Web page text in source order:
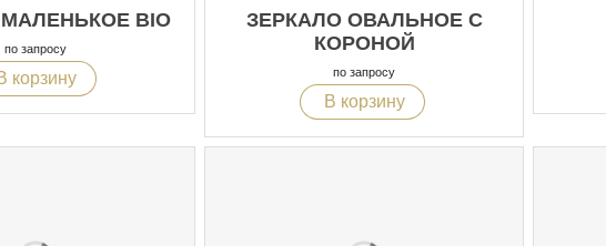
BIO
по запросу
корзину
ЗЕРКАЛО ОВАЛЬНОЕ С
КОРОНОЙ
по запросу
В корзину